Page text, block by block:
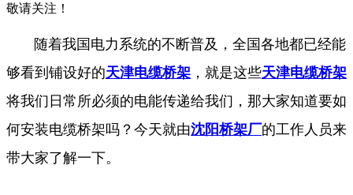
敬请关注！
随着我国电力系统的不断普及，全国各地都已经能
够看到铺设好的天津电缆桥架 ，就是这些天津电缆桥架
将我们日常所必须的电能传递给我们，那大家知道要如
何安装电缆桥架吗？今天就由沈阳桥架厂的工作人员来
带大家了解一下。